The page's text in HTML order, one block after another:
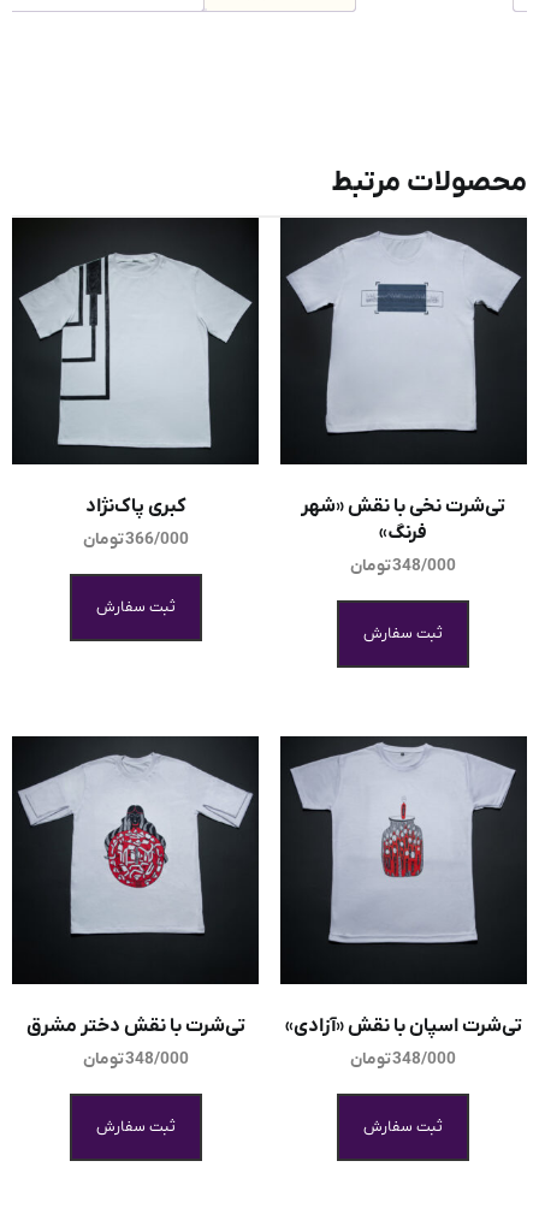
محصولات مرتبط
تی‌شرت نخی با نقش «شهر
فرنگ»
348/000تومان
ثبت سفارش
کبری پاک‌نژاد
366/000تومان
ثبت سفارش
تی‌شرت اسپان با نقش «آزادی»
348/000تومان
ثبت سفارش
تی‌شرت با نقش دختر مشرق
348/000تومان
ثبت سفارش